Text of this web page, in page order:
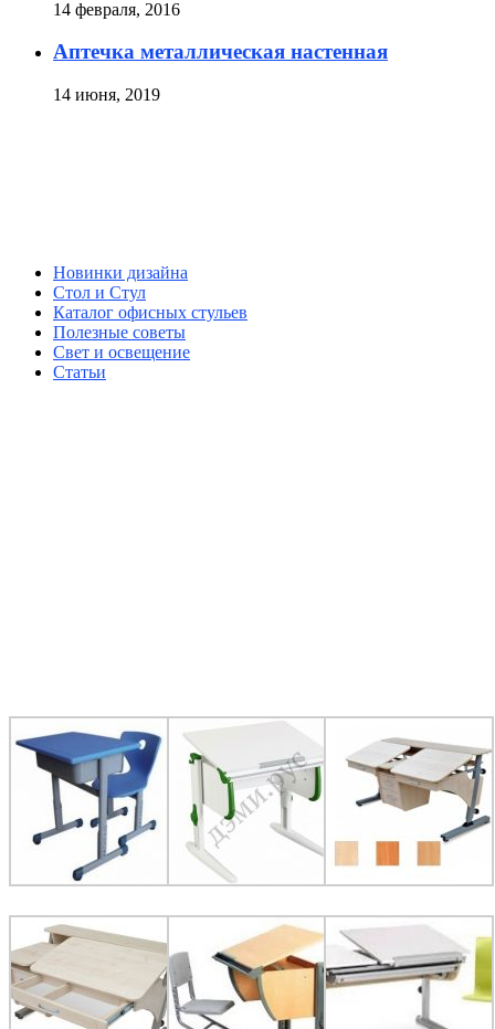
14 февраля, 2016
Аптечка металлическая настенная
14 июня, 2019
Новинки дизайна
Стол и Стул
Каталог офисных стульев
Полезные советы
Свет и освещение
Статьи